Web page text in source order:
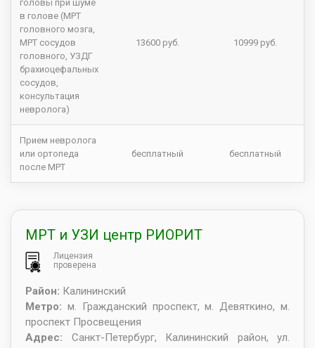
головы при шуме
в голове (МРТ
головного мозга,
МРТ сосудов
головного, УЗДГ
брахиоцефальных
сосудов,
консультация
невролога)
13600 руб. 10999 руб.
Прием невролога
или ортопеда
после МРТ
бесплатный бесплатный
МРТ и УЗИ центр РИОРИТ
Лицензия
проверена
Район: Калининский
Метро: м. Гражданский проспект, м. Девяткино, м.
проспект Просвещения
Адрес: Санкт-Петербург, Калининский район, ул.